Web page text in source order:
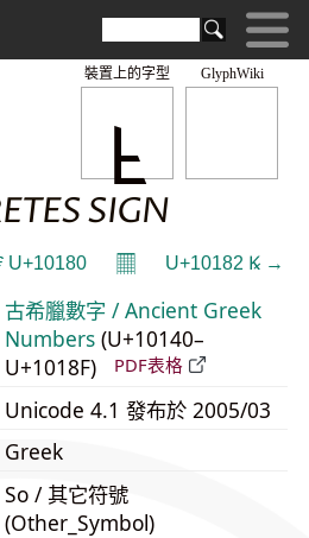
GlyphWiki
𐆁
裝置上的字型
SIGN
U+10180 𝄜 U+10182 𐆂 →
古希臘數字 / Ancient Greek
Numbers (U+10140–
U+1018F)
PDF表格
Unicode 4.1 發布於 2005/03
Greek
So / 其它符號
(Other_Symbol)